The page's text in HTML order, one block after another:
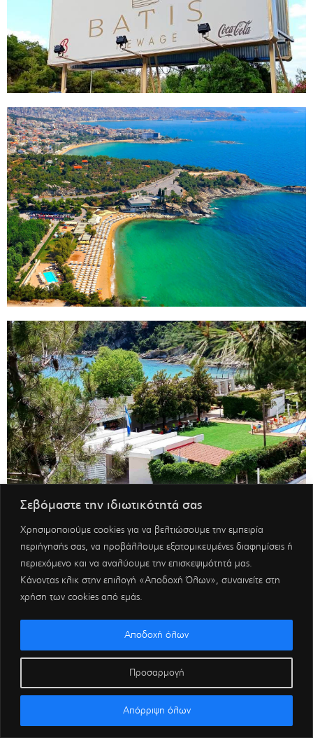
Σεβόμαστε την ιδιωτικότητά σας
Χρησιμοποιούμε cookies για να βελτιώσουμε την εμπειρία
περιήγησής σας, να προβάλλουμε εξατομικευμένες διαφημίσεις ή
περιεχόμενο και να αναλύουμε την επισκεψιμότητά μας.
Κάνοντας κλικ στην επιλογή «Αποδοχή Όλων», συναινείτε στη
χρήση των cookies από εμάς.
Προσαρμογή
Απόρριψη όλων
Αποδοχή όλων